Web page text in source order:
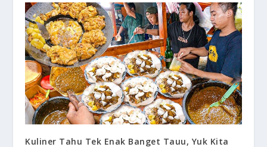
Kuliner Tahu Tek Enak Banget Tauu, Yuk Kita